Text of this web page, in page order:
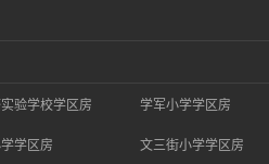
验学校学区房 学军小学学区房
学区房 文三街小学学区房